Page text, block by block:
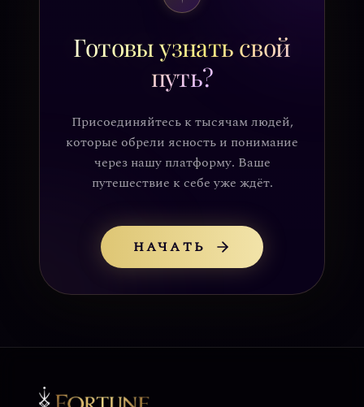
Готовы узнать свой
путь?
Присоединяйтесь к тысячам людей,
которые обрели ясность и понимание
через нашу платформу. Ваше
путешествие к себе уже ждёт.
НАЧАТЬ